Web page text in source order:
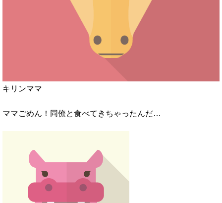
キリンママ
ママごめん！同僚と食べてきちゃったんだ…